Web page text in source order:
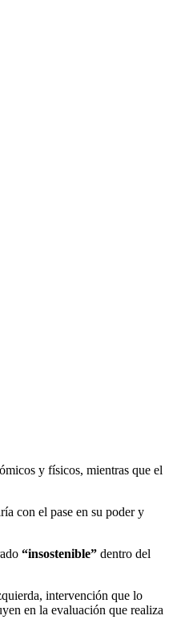
y físicos, mientras que el
con el pase en su poder y
“insostenible” dentro del
intervención que lo
en la evaluación que realiza